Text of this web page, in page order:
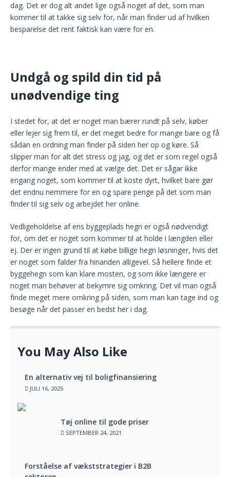
dag. Det er dog alt andet lige også noget af det, som man
kommer til at takke sig selv for, når man finder ud af hvilken
besparelse det rent faktisk kan være for en.
Undgå og spild din tid på
unødvendige ting
I stedet for, at det er noget man bærer rundt på selv, køber
eller lejer sig frem til, er det meget bedre for mange bare og få
sådan en ordning man finder på siden her op og køre. Så
slipper man for alt det stress og jag, og det er som regel også
derfor mange ender med at vælge det. Det er sågar ikke
engang noget, som kommer til at koste dyrt, hvilket bare gør
det endnu nemmere for en og spare penge på det som man
finder til sig selv og arbejdet her online.
Vedligeholdelse af ens byggeplads hegn er også nødvendigt
for, om det er noget som kommer til at holde i længden eller
ej. Der er ingen grund til at købe billige hegn løsninger, hvis det
er noget som falder fra hinanden alligevel. Så hellere finde et
byggehegn som kan klare mosten, og som ikke længere er
noget man behøver at bekymre sig omkring. Det vil man også
finde meget mere omkring på siden, som man kan tage ind og
besøge når det passer en bedst her i dag.
You May Also Like
En alternativ vej til boligfinansiering
JULI 16, 2025
Tøj online til gode priser
SEPTEMBER 24, 2021
Forståelse af vækststrategier i B2B